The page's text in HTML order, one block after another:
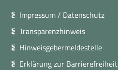
Impressum / Datenschutz
Transparenzhinweis
Hinweisgebermeldestelle
Erklärung zur Barrierefreiheit